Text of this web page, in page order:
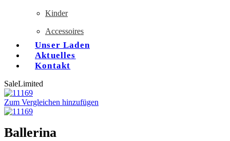
Kinder
Accessoires
Unser Laden
Aktuelles
Kontakt
SaleLimited
Zum Vergleichen hinzufügen
Ballerina